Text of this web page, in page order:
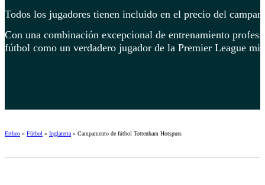
Todos los jugadores tienen incluido en el precio del
Con una combinación excepcional de entrenamiento
fútbol como un verdadero jugador de la Premier League
Ertheo » Fútbol » Inglaterra » Campamento de fútbol Tottenham Hotspurs